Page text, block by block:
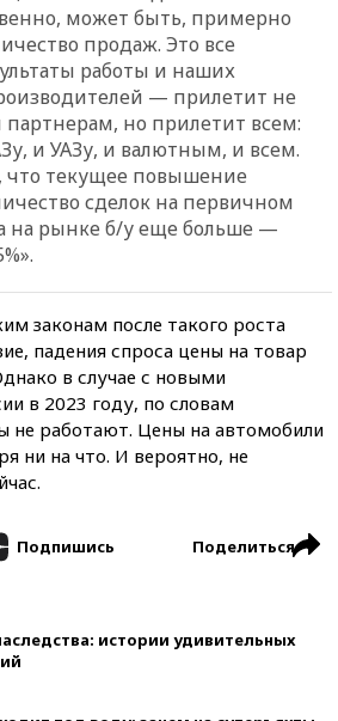
может быть, примерно
продаж. Это все
работы и наших
— прилетит не
партнерам, но прилетит всем:
и УАЗу, и валютным, и всем.
текущее повышение
сделок на первичном
на рынке б/у еще больше —
законам после такого роста
падения спроса цены на товар
в случае с новыми
в 2023 году, по словам
не работают. Цены на автомобили
ни на что. И вероятно, не
Подпишись Поделиться
истории удивительных